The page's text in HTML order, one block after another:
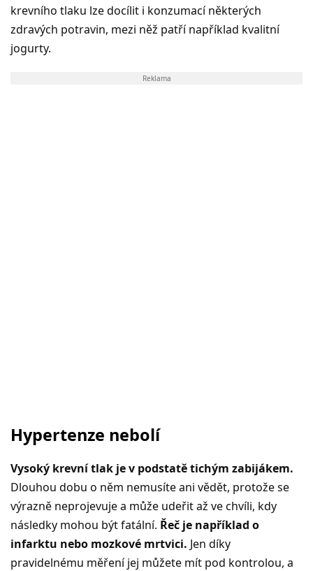
krevního tlaku lze docílit i konzumací některých
zdravých potravin, mezi něž patří například kvalitní
jogurty.
Reklama
Hypertenze nebolí
Vysoký krevní tlak je v podstatě tichým zabijákem.
Dlouhou dobu o něm nemusíte ani vědět, protože se
výrazně neprojevuje a může udeřit až ve chvíli, kdy
následky mohou být fatální. Řeč je například o
infarktu nebo mozkové mrtvici. Jen díky
pravidelnému měření jej můžete mít pod kontrolou, a